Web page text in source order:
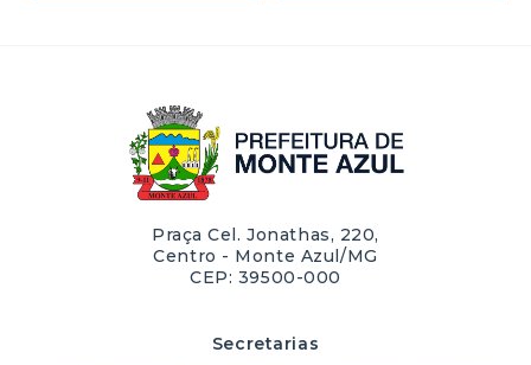
Praça Cel. Jonathas, 220,
Centro - Monte Azul/MG
CEP: 39500-000
Secretarias